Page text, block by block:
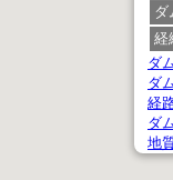
ダ
経
ダ
ダ
経
ダ
地